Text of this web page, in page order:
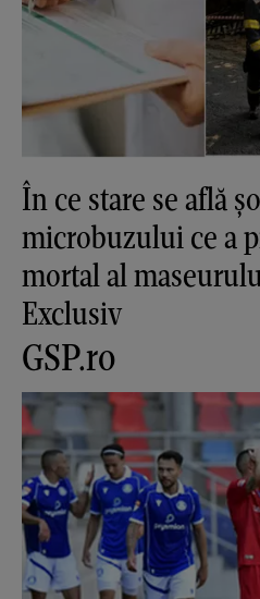
În ce stare se află
microbuzului ce a
mortal al
Exclusiv
GSP.ro